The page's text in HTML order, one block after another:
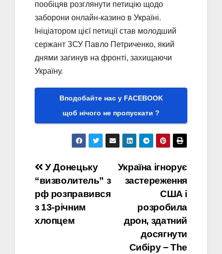
пообіцяв розглянути петицію щодо
заборони онлайн-казино в Україні.
Ініціатором цієї петиції став молодший
сержант ЗСУ Павло Петриченко, який
днями загинув на фронті, захищаючи
Україну.
Вподобайте нас у FACEBOOK
щоб нічого не пропускати ?
Навігація
записів
Україна ігнорує
застереження
США і
розробила
дрон, здатний
досягнути
Сибіру − The
У Донецьку
“визволитель” з
рф розправився
з 13-річним
хлопцем